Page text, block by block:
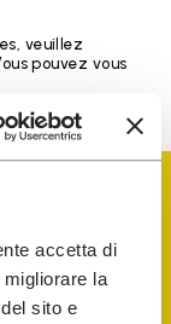
accetta di
la
sito e
veuillez
pouvez vous